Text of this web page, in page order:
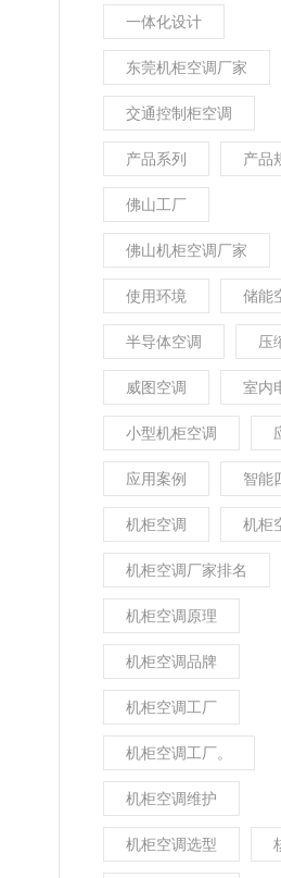
一体化设计
东莞机柜空调厂家
交通控制柜空调
产品系列 产品
佛山工厂
佛山机柜空调厂家
使用环境 储能
半导体空调 压
威图空调 室内
小型机柜空调
应用案例 智能
机柜空调 机柜
机柜空调厂家排名
机柜空调原理
机柜空调品牌
机柜空调工厂
机柜空调工厂。
机柜空调维护
机柜空调选型